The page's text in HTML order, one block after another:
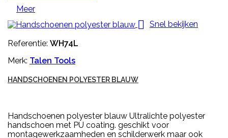
Meer
 Snel bekijken
Referentie: WH74L
Merk: Talen Tools
HANDSCHOENEN POLYESTER BLAUW
Handschoenen polyester blauw Ultralichte polyester
handschoen met PU coating. geschikt voor
montagewerkzaamheden en schilderwerk maar ook